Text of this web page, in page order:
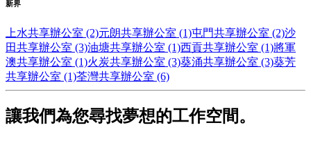
新界
上水共享辦公室 (2)元朗共享辦公室 (1)屯門共享辦公室 (2)沙
田共享辦公室 (3)油塘共享辦公室 (1)西貢共享辦公室 (1)將軍
澳共享辦公室 (1)火炭共享辦公室 (3)葵涌共享辦公室 (3)葵芳
共享辦公室 (1)荃灣共享辦公室 (6)
讓我們為您尋找夢想的工作空間。